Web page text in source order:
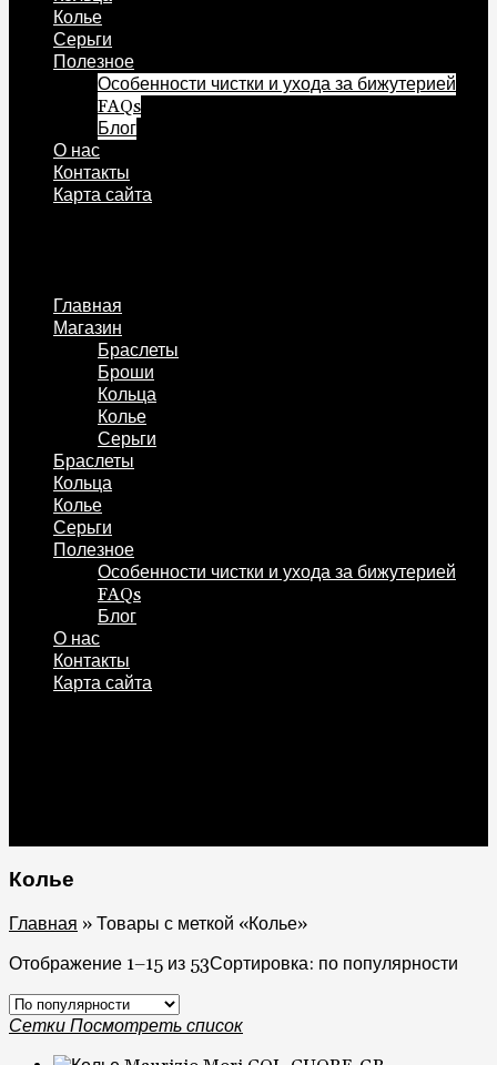
Колье
Серьги
Полезное
Особенности чистки и ухода за бижутерией
FAQs
Блог
О нас
Контакты
Карта сайта
Главная
Магазин
Браслеты
Броши
Кольца
Колье
Серьги
Браслеты
Кольца
Колье
Серьги
Полезное
Особенности чистки и ухода за бижутерией
FAQs
Блог
О нас
Контакты
Карта сайта
Колье
Главная » Товары с меткой «Колье»
Отображение 1–15 из 53Сортировка: по популярности
Сетки Посмотреть список